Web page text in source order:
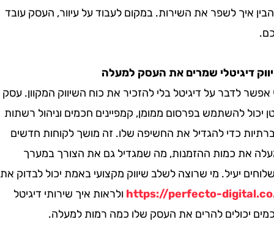
איך לשפר את השירות. במקום לעבוד על עיוור, העסק עובד
דיגיטלי שמרים את העסק למעלה
לדבר על דיגיטל בלי להזכיר את כוח השיווק המקוון. עסק
להשתמש בפרסום ממומן, קמפיינים חכמים וניהול רשתות
כדי להגדיל את החשיפה שלו. זה מושך לקוחות חדשים
כמות ההזמנות, מה שמגדיל גם את הצורך במערך
יעיל. מי שרוצה לשלב שיווק מקצועי באמת יכול לבדוק את
https://perfecto-ולראות איך שירותי דיגיטל
להרים את העסק שלו כמה רמות למעלה.